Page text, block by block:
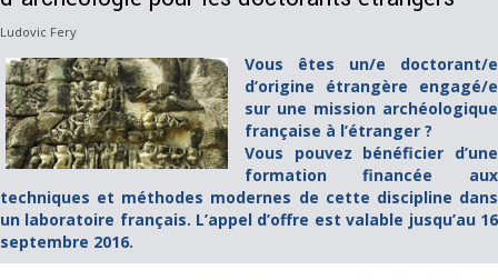
Ludovic Fery
Vous êtes un/e doctorant/e
d’origine étrangère engagé/e
sur une mission archéologique
française à l’étranger ?
Vous pouvez bénéficier d’une
formation financée aux
techniques et méthodes modernes de cette discipline dans
un laboratoire français. L’appel d’offre est valable jusqu’au 16
septembre 2016.